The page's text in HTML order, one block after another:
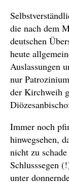
die nach dem
deutschen
heute
Auslassungen
nur
der Kirchweih
Immer noch
hinwegsehen,
nicht zu
Schlusssegen
unter